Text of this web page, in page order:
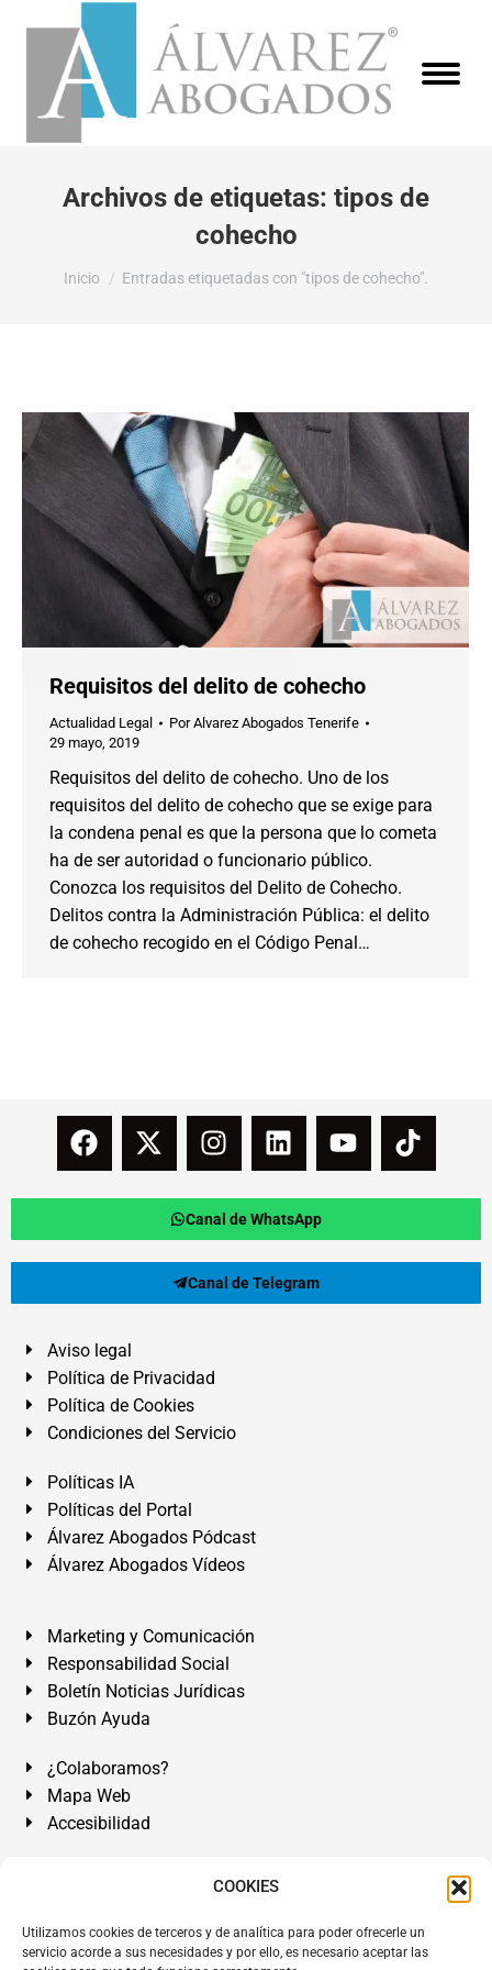
COOKIES
Utilizamos cookies de terceros y de analítica para poder ofrecerle un
servicio acorde a sus necesidades y por ello, es necesario aceptar las
Archivos de etiquetas: tipos de
cohecho
Estás aquí:
Inicio Entradas etiquetadas con "tipos de cohecho".
Requisitos del delito de cohecho
Actualidad Legal PorAlvarez Abogados Tenerife
29 mayo, 2019
Requisitos del delito de cohecho. Uno de los
requisitos del delito de cohecho que se exige para
la condena penal es que la persona que lo cometa
ha de ser autoridad o funcionario público.
Conozca los requisitos del Delito de Cohecho.
Delitos contra la Administración Pública: el delito
de cohecho recogido en el Código Penal…
Canal de WhatsApp
Canal de Telegram
Aviso legal
Política de Privacidad
Política de Cookies
Condiciones del Servicio
Políticas IA
Políticas del Portal
Álvarez Abogados Pódcast
Álvarez Abogados Vídeos
Marketing y Comunicación
Responsabilidad Social
Boletín Noticias Jurídicas
Buzón Ayuda
¿Colaboramos?
Mapa Web
Accesibilidad
Álvarez Abogados Tenerife:Calle Teobaldo Power Nº 7,
de Tenerife. Islas Canarias.